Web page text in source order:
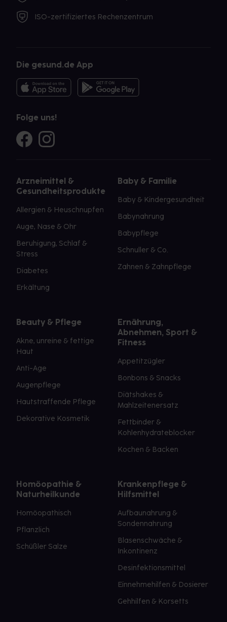
ISO-zertifiziertes Rechenzentrum
Die gesund.de App
Folge uns!
Arzneimittel &
Gesundheitsprodukte
Allergien & Heuschnupfen
Auge, Nase & Ohr
Beruhigung, Schlaf &
Stress
Diabetes
Erkältung
Baby & Familie
Baby & Kindergesundheit
Babynahrung
Babypflege
Schnuller & Co.
Zahnen & Zahnpflege
Beauty & Pflege
Akne, unreine & fettige
Haut
Anti-Age
Augenpflege
Hautstraffende Pflege
Dekorative Kosmetik
Ernährung,
Abnehmen, Sport &
Fitness
Appetitzügler
Bonbons & Snacks
Diätshakes &
Mahlzeitenersatz
Fettbinder &
Kohlenhydrateblocker
Kochen & Backen
Homöopathie &
Naturheilkunde
Homöopathisch
Pflanzlich
Schüßler Salze
Krankenpflege &
Hilfsmittel
Aufbaunahrung &
Sondennahrung
Blasenschwäche &
Inkontinenz
Desinfektionsmittel
Einnehmehilfen & Dosierer
Gehhilfen & Korsetts